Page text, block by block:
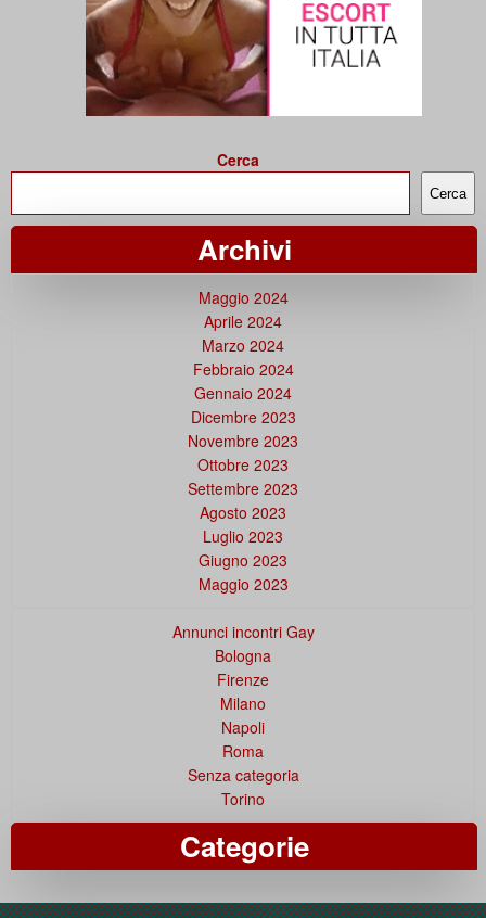
Cerca
Cerca
Archivi
Maggio 2024
Aprile 2024
Marzo 2024
Febbraio 2024
Gennaio 2024
Dicembre 2023
Novembre 2023
Ottobre 2023
Settembre 2023
Agosto 2023
Luglio 2023
Giugno 2023
Maggio 2023
Annunci incontri Gay
Bologna
Firenze
Milano
Napoli
Roma
Senza categoria
Torino
Categorie